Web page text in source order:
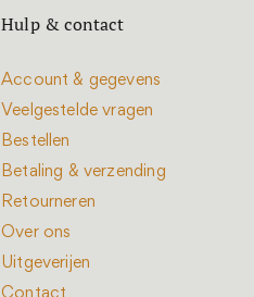
Hulp & contact
Account & gegevens
Veelgestelde vragen
Bestellen
Betaling & verzending
Retourneren
Over ons
Uitgeverijen
Contact